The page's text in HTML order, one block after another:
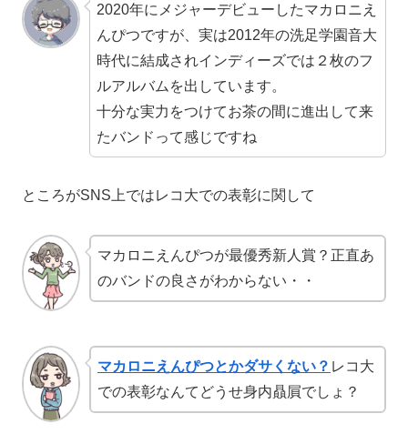
2020年にメジャーデビューしたマカロニえ
んぴつですが、実は2012年の洗足学園音大
時代に結成されインディーズでは２枚のフ
ルアルバムを出しています。
十分な実力をつけてお茶の間に進出して来
たバンドって感じですね
ところがSNS上ではレコ大での表彰に関して
マカロニえんぴつが最優秀新人賞？正直あ
のバンドの良さがわからない・・
マカロニえんぴつとかダサくない？ レコ大
での表彰なんてどうせ身内贔屓でしょ？